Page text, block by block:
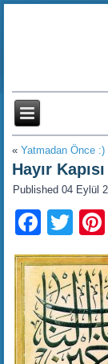
«Yatmadan Önce :)
Hayır Kapısı
Published 04 Eylül